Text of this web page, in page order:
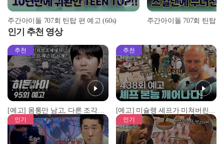
주간아이돌 707회 틴탑 편 예고 (60s) 주간아이돌 707회 틴탑
인기 추천 영상
추천
[예고] 몸통만 남고, 다른 조각은 어디에..? 시화호에서 드러난 충격적인 토막 살인사건!
추천
[예고] 미슐랭 셰프가 미쳐버린 이유! 본능이 깨어난 사건은?
인기 인기